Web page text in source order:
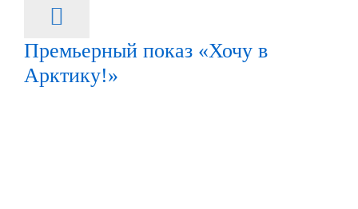
Премьерный показ «Хочу в
Арктику!»